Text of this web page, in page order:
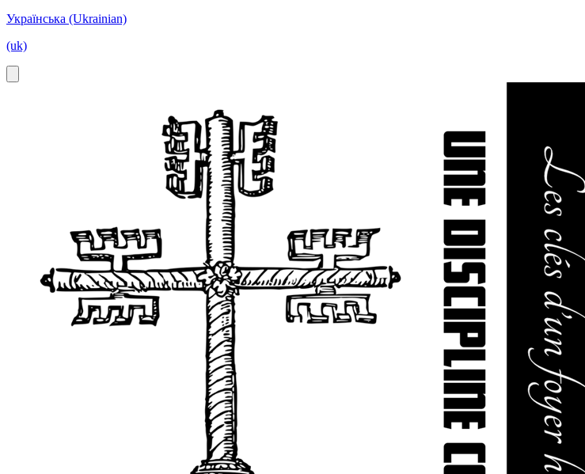
Українська (Ukrainian)
(uk)